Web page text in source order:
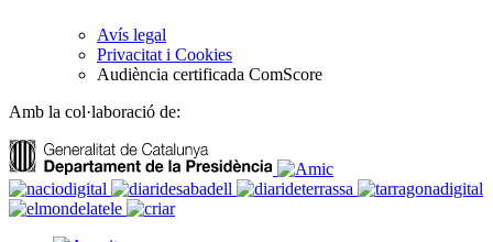
Avís legal
Privacitat i Cookies
Audiència certificada ComScore
Amb la col·laboració de: